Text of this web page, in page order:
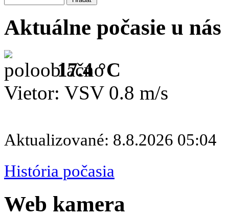
Aktuálne počasie u nás
17.4 °C
Vietor: VSV 0.8 m/s
Aktualizované: 8.8.2026 05:04
História počasia
Web kamera